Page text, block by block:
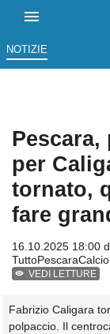
NOTIZIE
per
tornato,
fare
16.10.2025 18:00
TuttoPescaraCalcio
VEDI LETTURE
Fabrizio Caligara
polpaccio. Il